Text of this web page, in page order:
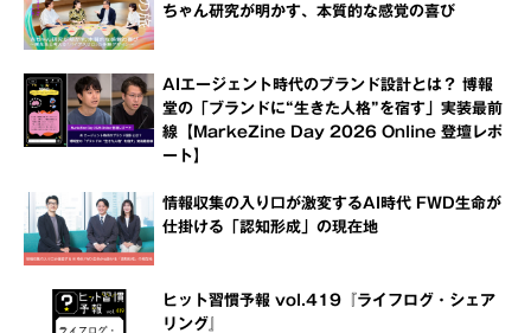
ちゃん研究が明かす、本質的な感覚の喜び
AIエージェント時代のブランド設計とは？ 博報
堂の「ブランドに“生きた人格”を宿す」実装最前
線【MarkeZine Day 2026 Online 登壇レポ
ート】
情報収集の入り口が激変するAI時代 FWD生命が
仕掛ける「認知形成」の現在地
ヒット習慣予報 vol.419『ライフログ・シェア
リング』